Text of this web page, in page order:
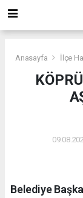
Anasayfa İlçe
Belediye